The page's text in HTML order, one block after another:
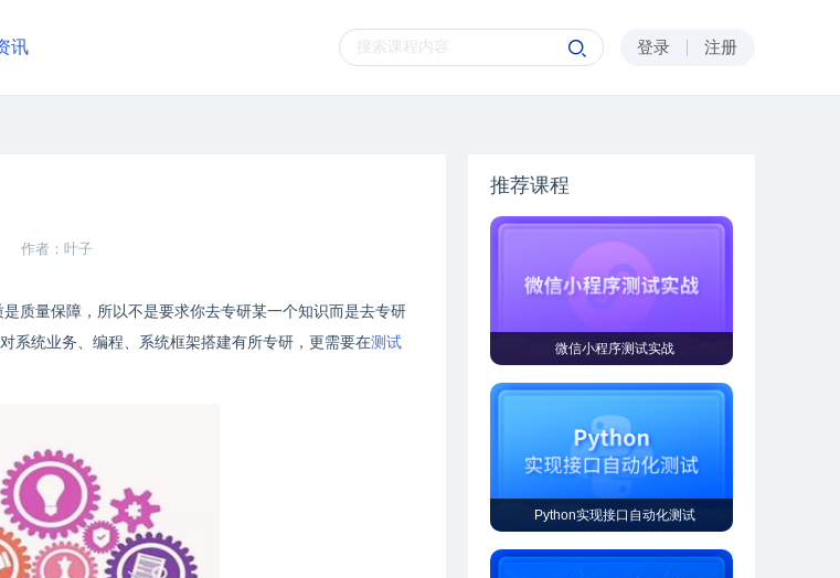
讯 登录 注册
作者：叶子
质量保障，所以不是要求你去专研某一个知识而是去专研
系统业务、编程、系统框架搭建有所专研，更需要在测试
推荐课程
微信小程序测试实战
Python实现接口自动化测试